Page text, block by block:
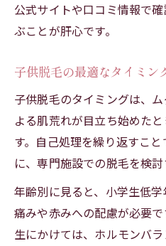
公式サイトや口コミ情報で
ぶことが肝心です。
子供脱毛の最適なタイミン
子供脱毛のタイミングは、
よる肌荒れが目立ち始めた
す。自己処理を繰り返すこ
に、専門施設での脱毛を検討
年齢別に見ると、小学生低学
痛みや赤みへの配慮が必要
生にかけては、ホルモンバ